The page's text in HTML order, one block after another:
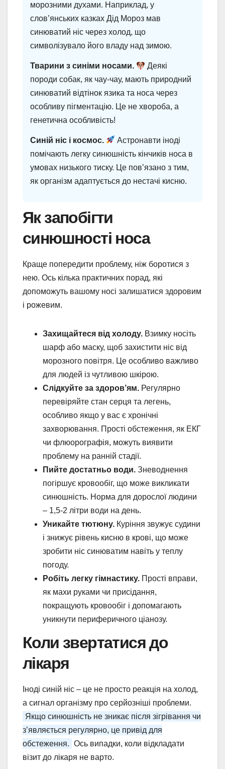
морозними духами. Наприклад, у
слов’янських казках Дід Мороз мав
синюватий ніс через холод, що
символізувало його владу над зимою.
Тварини з синіми носами.
Деякі
породи собак, як чау-чау, мають природний
синюватий відтінок язика та носа через
особливу пігментацію. Це не хвороба, а
генетична особливість!
Синій ніс і космос.
Астронавти іноді
помічають легку синюшність кінчиків носа в
умовах низького тиску. Це пов’язано з тим,
як організм адаптується до нестачі кисню.
Як запобігти
синюшності носа
Краще попередити проблему, ніж боротися з
нею. Ось кілька практичних порад, які
допоможуть вашому носі залишатися здоровим
і рожевим.
Захищайтеся від холоду. Взимку носіть
шарф або маску, щоб захистити ніс від
морозного повітря. Це особливо важливо
для людей із чутливою шкірою.
Слідкуйте за здоров’ям. Регулярно
перевіряйте стан серця та легень,
особливо якщо у вас є хронічні
захворювання. Прості обстеження, як ЕКГ
чи флюорографія, можуть виявити
проблему на ранній стадії.
Пийте достатньо води. Зневоднення
погіршує кровообіг, що може викликати
синюшність. Норма для дорослої людини
– 1,5-2 літри води на день.
Уникайте тютюну. Куріння звужує судини
і знижує рівень кисню в крові, що може
зробити ніс синюватим навіть у теплу
погоду.
Робіть легку гімнастику. Прості вправи,
як махи руками чи присідання,
покращують кровообіг і допомагають
уникнути периферичного ціанозу.
Коли звертатися до
лікаря
Іноді синій ніс – це не просто реакція на холод,
а сигнал організму про серйозніші проблеми.
Якщо синюшність не зникає після зігрівання чи
з’являється регулярно, це привід для
обстеження. Ось випадки, коли відкладати
візит до лікаря не варто.